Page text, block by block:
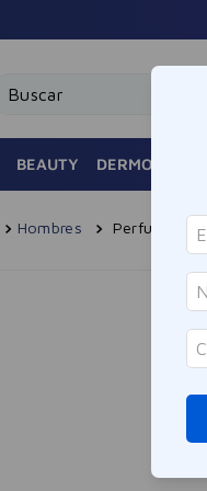
BEAUTY
Hombres Perfume